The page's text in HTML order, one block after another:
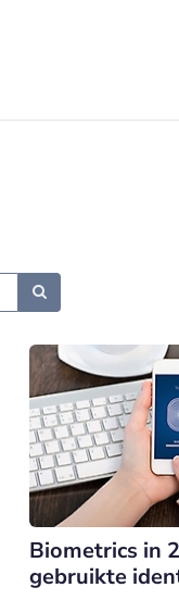
Biometrics in
gebruikte